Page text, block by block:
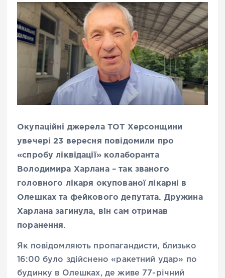
Окупаційні джерела ТОТ Херсонщини
увечері 23 вересня повідомили про
«спробу ліквідації» колаборанта
Володимира Харлана – так званого
головного лікаря окупованої лікарні в
Олешках та фейкового депутата. Дружина
Харлана загинула, він сам отримав
поранення.
Як повідомляють пропагандисти, близько
16:00 було здійснено «ракетний удар» по
будинку в Олешках, де живе 77-річний